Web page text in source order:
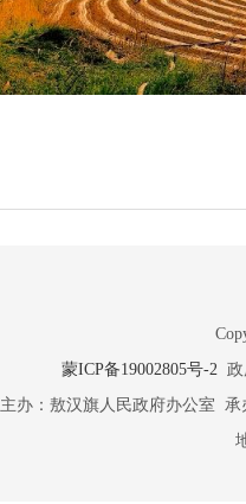
蒙ICP备19002805号-2政
主办：敖汉旗人民政府办公室